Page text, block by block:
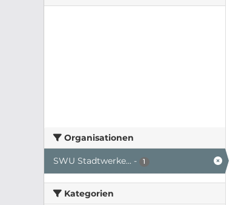
Organisationen
SWU Stadtwerke... - 1
Kategorien